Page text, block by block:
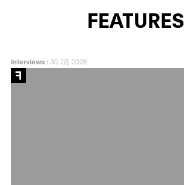
FEATURES
Interviews:30 7月 2026